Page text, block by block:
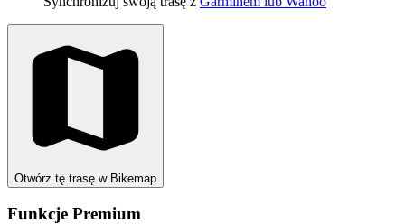
Otwórz tę trasę w Bikemap
Funkcje Premium